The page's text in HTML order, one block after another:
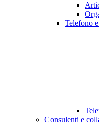
Telefono
Consulenti e